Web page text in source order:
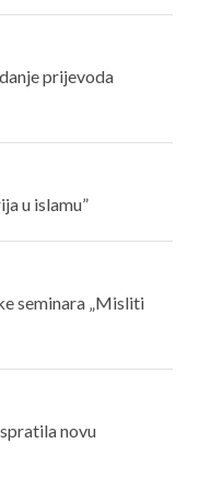
prijevoda
u islamu”
seminara „Misliti
novu